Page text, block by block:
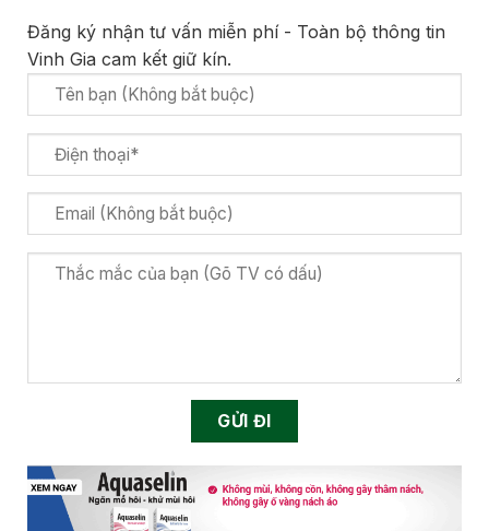
Đăng ký nhận tư vấn miễn phí - Toàn bộ thông tin
Vinh Gia cam kết giữ kín.